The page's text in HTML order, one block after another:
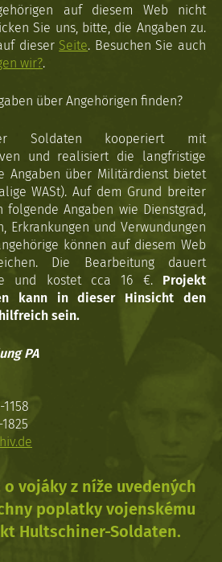
auf diesem Web nicht
Sie uns, bitte, die Angaben zu.
dieser Seite. Besuchen Sie auch
wir?.
über Angehörigen finden?
Soldaten kooperiert mit
und realisiert die langfristige
Angaben über Militärdienst bietet
WASt). Auf dem Grund breiter
folgende Angaben wie Dienstgrad,
Erkrankungen und Verwundungen
können auf diesem Web
Die Bearbeitung dauert
und kostet cca 16 €. Projekt
kann in dieser Hinsicht den
sein.
PA
vojáky z níže uvedených
poplatky vojenskému
Hultschiner-Soldaten.